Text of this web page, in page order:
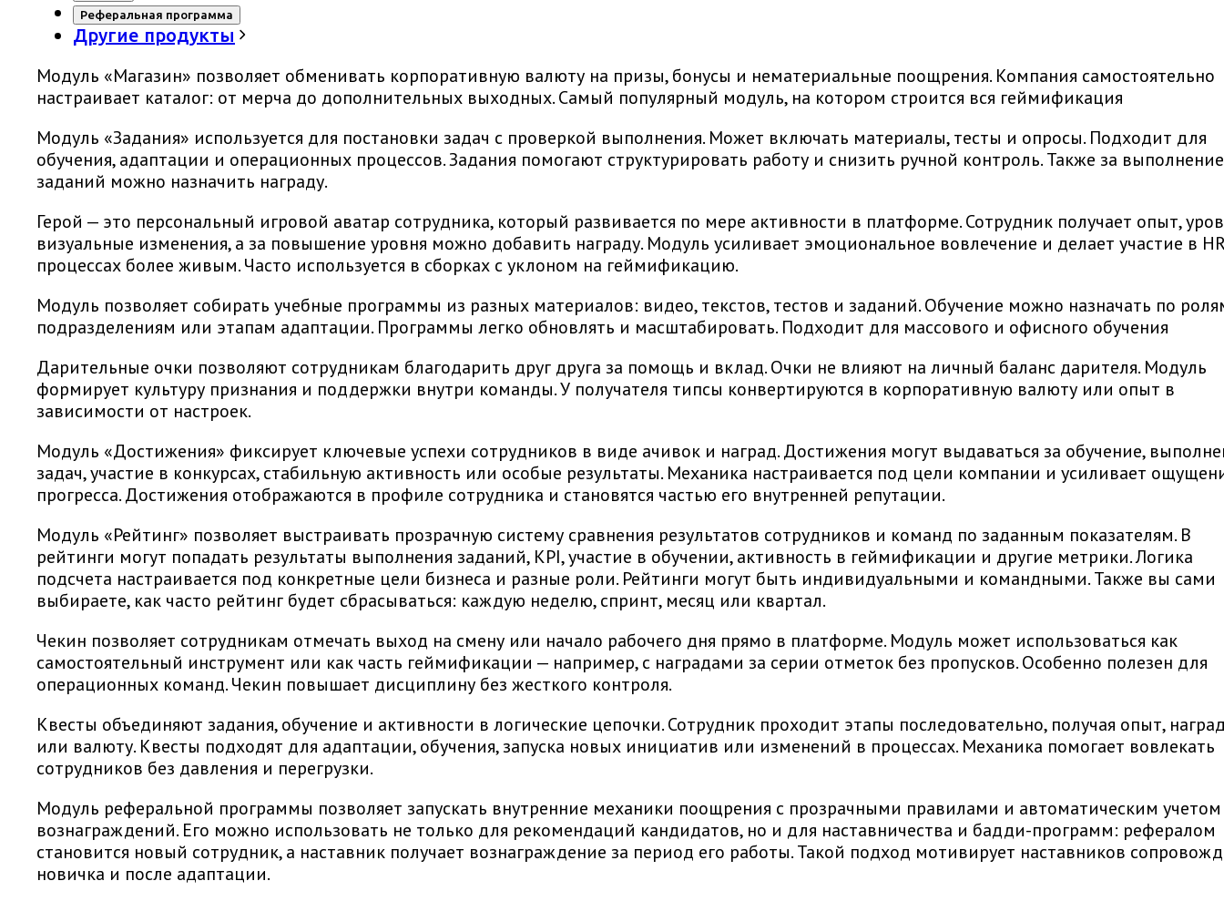
Реферальная программа
Другие продукты
Модуль «Магазин» позволяет обменивать корпоративную валюту на призы, бонусы и нематериальные поощрения. Компания самостоятельно
настраивает каталог: от мерча до дополнительных выходных. Самый популярный модуль, на котором строится вся геймификация
Модуль «Задания» используется для постановки задач с проверкой выполнения. Может включать материалы, тесты и опросы. Подходит для
обучения, адаптации и операционных процессов. Задания помогают структурировать работу и снизить ручной контроль. Также за выполнение
заданий можно назначить награду.
Герой — это персональный игровой аватар сотрудника, который развивается по мере активности в платформе. Сотрудник получает опыт,
визуальные изменения, а за повышение уровня можно добавить награду. Модуль усиливает эмоциональное вовлечение и делает участие в
процессах более живым. Часто используется в сборках с уклоном на геймификацию.
Модуль позволяет собирать учебные программы из разных материалов: видео, текстов, тестов и заданий. Обучение можно назначать по
подразделениям или этапам адаптации. Программы легко обновлять и масштабировать. Подходит для массового и офисного обучения
Дарительные очки позволяют сотрудникам благодарить друг друга за помощь и вклад. Очки не влияют на личный баланс дарителя. Модуль
формирует культуру признания и поддержки внутри команды. У получателя типсы конвертируются в корпоративную валюту или опыт в
зависимости от настроек.
Модуль «Достижения» фиксирует ключевые успехи сотрудников в виде ачивок и наград. Достижения могут выдаваться за обучение,
задач, участие в конкурсах, стабильную активность или особые результаты. Механика настраивается под цели компании и усиливает
прогресса. Достижения отображаются в профиле сотрудника и становятся частью его внутренней репутации.
Модуль «Рейтинг» позволяет выстраивать прозрачную систему сравнения результатов сотрудников и команд по заданным показателям. В
рейтинги могут попадать результаты выполнения заданий, KPI, участие в обучении, активность в геймификации и другие метрики. Логика
подсчета настраивается под конкретные цели бизнеса и разные роли. Рейтинги могут быть индивидуальными и командными. Также вы сами
выбираете, как часто рейтинг будет сбрасываться: каждую неделю, спринт, месяц или квартал.
Чекин позволяет сотрудникам отмечать выход на смену или начало рабочего дня прямо в платформе. Модуль может использоваться как
самостоятельный инструмент или как часть геймификации — например, с наградами за серии отметок без пропусков. Особенно полезен для
операционных команд. Чекин повышает дисциплину без жесткого контроля.
Квесты объединяют задания, обучение и активности в логические цепочки. Сотрудник проходит этапы последовательно, получая опыт,
или валюту. Квесты подходят для адаптации, обучения, запуска новых инициатив или изменений в процессах. Механика помогает вовлекать
сотрудников без давления и перегрузки.
Модуль реферальной программы позволяет запускать внутренние механики поощрения с прозрачными правилами и автоматическим учетом
вознаграждений. Его можно использовать не только для рекомендаций кандидатов, но и для наставничества и бадди-программ: рефералом
становится новый сотрудник, а наставник получает вознаграждение за период его работы. Такой подход мотивирует наставников
новичка и после адаптации.